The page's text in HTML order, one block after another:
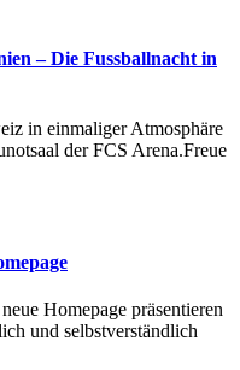
– Die Fussballnacht in
in einmaliger Atmosphäre
der FCS Arena.Freue
Homepage präsentieren
und selbstverständlich